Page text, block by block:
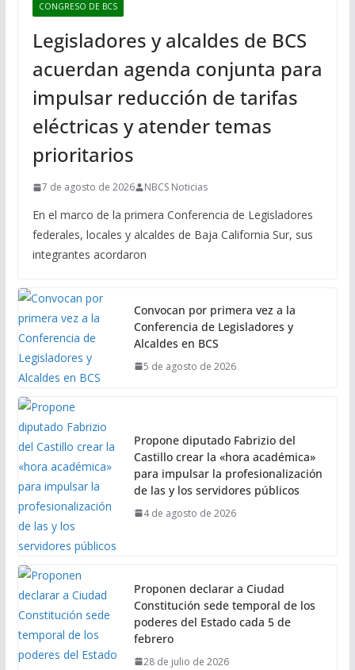
CONGRESO DE BCS
Legisladores y alcaldes de BCS
acuerdan agenda conjunta para
impulsar reducción de tarifas
eléctricas y atender temas
prioritarios
7 de agosto de 2026 NBCS Noticias
En el marco de la primera Conferencia de Legisladores
federales, locales y alcaldes de Baja California Sur, sus
integrantes acordaron
Convocan por primera vez a la
Conferencia de Legisladores y
Alcaldes en BCS
5 de agosto de 2026
Propone diputado Fabrizio del
Castillo crear la «hora académica»
para impulsar la profesionalización
de las y los servidores públicos
4 de agosto de 2026
Proponen declarar a Ciudad
Constitución sede temporal de los
poderes del Estado cada 5 de
febrero
28 de julio de 2026